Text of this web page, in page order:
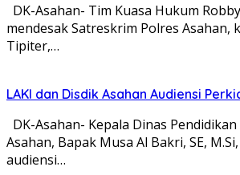
​DK-Asahan- Tim Kuasa Hukum
mendesak Satreskrim Polres Asahan,
Tipiter,…
LAKI dan Disdik Asahan Audiensi
DK-Asahan- Kepala Dinas
Asahan, Bapak Musa Al Bakri, SE,
audiensi…